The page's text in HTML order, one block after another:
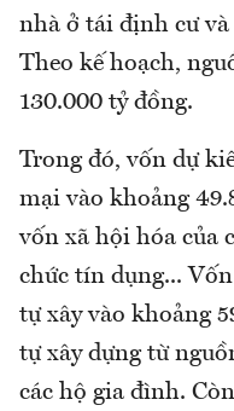
nhà ở tái định cư
Theo kế hoạch,
130.000 tỷ đồng.
Trong đó, vốn dự
mại vào khoảng
vốn xã hội hóa của
chức tín dụng...
tự xây vào khoảng
tự xây dựng từ
các hộ gia đình.